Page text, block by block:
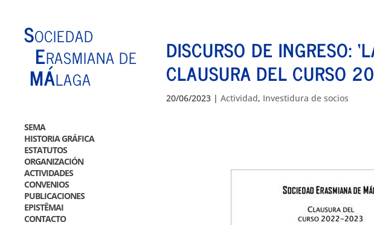
SOCIEDAD
ERASMIANA DE
MÁLAGA
SEMA
HISTORIA GRÁFICA
ESTATUTOS
ORGANIZACIÓN
ACTIVIDADES
CONVENIOS
PUBLICACIONES
EPISTÊMAI
CONTACTO
DISCURSO DE INGRESO:
CLAUSURA DEL CURSO
20/06/2023 | Actividad, Investidura de socios